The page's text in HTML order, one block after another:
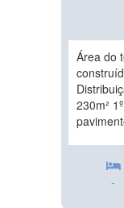
Área do
230m²
-